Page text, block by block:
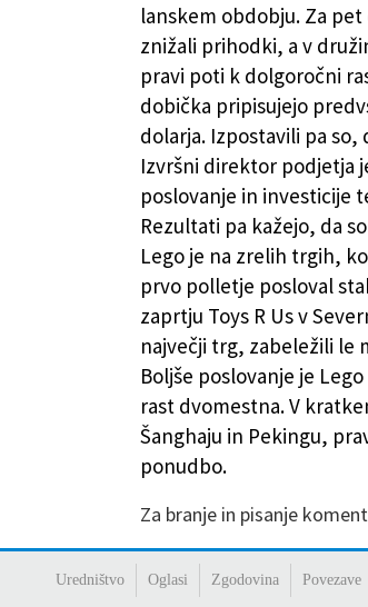
lanskem obdobju. Za
znižali prihodki, a v
pravi poti k dolgoročni
dobička pripisujejo
dolarja. Izpostavili pa so,
Izvršni direktor podjetja
poslovanje in investicije
Rezultati pa kažejo, da
Lego je na zrelih trgih,
prvo polletje posloval
zaprtju Toys R Us v
največji trg, zabeležili le
Boljše poslovanje je
rast dvomestna. V
Šanghaju in Pekingu,
ponudbo.
Za branje in pisanje
Uredništvo Oglasi Zgodovina Povezave